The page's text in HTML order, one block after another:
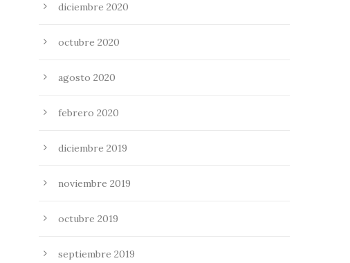
diciembre 2020
octubre 2020
agosto 2020
febrero 2020
diciembre 2019
noviembre 2019
octubre 2019
septiembre 2019